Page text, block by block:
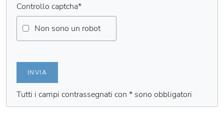
Controllo captcha*
Non sono un robot
INVIA
Tutti i campi contrassegnati con * sono obbligatori